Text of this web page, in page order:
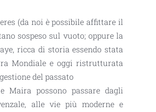
(da noi è possibile affittare il
sospeso sul vuoto; oppure la
, ricca di storia essendo stata
Mondiale e oggi ristrutturata
del passato
Maira possono passare dagli
alle vie più moderne e